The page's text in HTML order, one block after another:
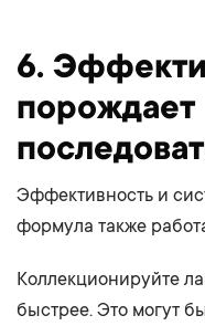
6.
порождает
Эффективность и
формула также
Коллекционируйте
быстрее. Это могут